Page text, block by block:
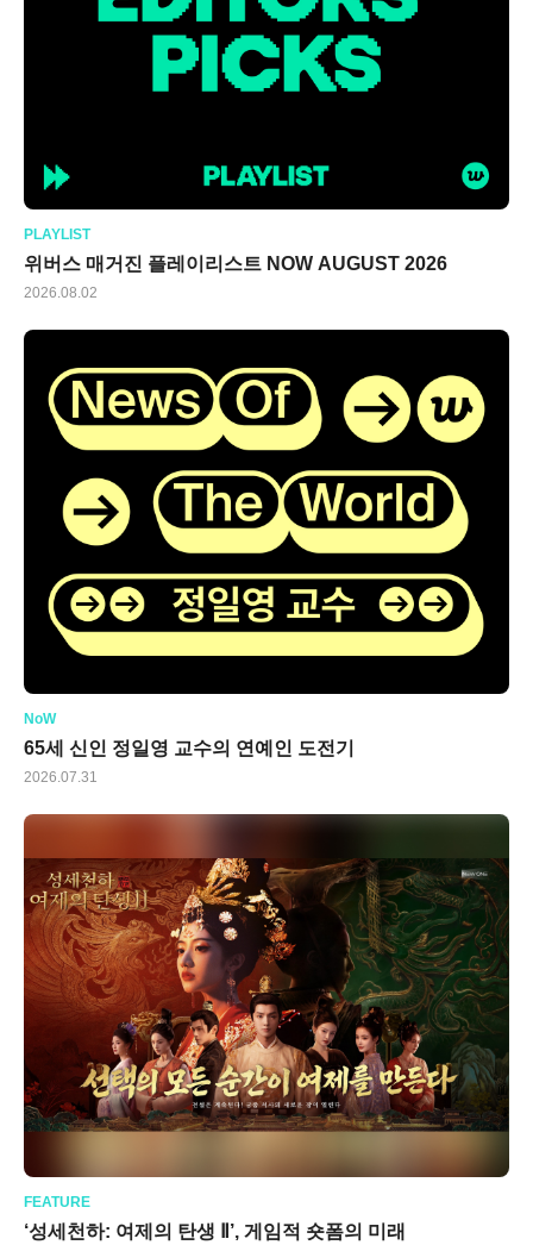
PLAYLIST
위버스 매거진 플레이리스트 NOW AUGUST 2026
2026.08.02
NoW
65세 신인 정일영 교수의 연예인 도전기
2026.07.31
FEATURE
‘성세천하: 여제의 탄생 Ⅱ’, 게임적 숏폼의 미래